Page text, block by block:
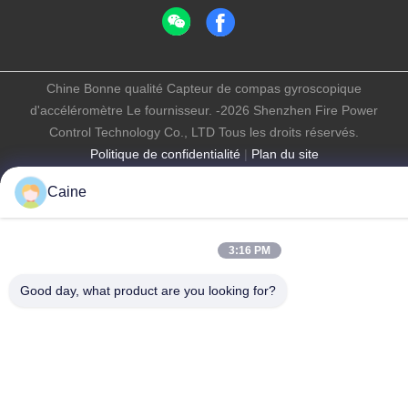
Politique de confidentialité| Plan du site
Chine Bonne qualité Capteur de compas gyroscopique
d'accéléromètre Le fournisseur. -2026 Shenzhen Fire Power
Control Technology Co., LTD Tous les droits réservés.
Caine
3:16 PM
Good day, what product are you looking for?